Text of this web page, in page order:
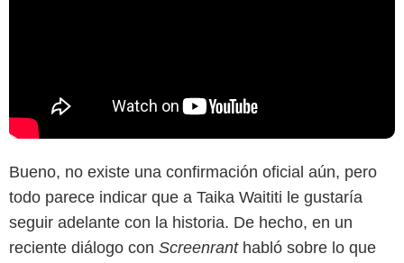
Bueno, no existe una confirmación oficial aún, pero
todo parece indicar que a Taika Waititi le gustaría
seguir adelante con la historia. De hecho, en un
reciente diálogo con Screenrant habló sobre lo que